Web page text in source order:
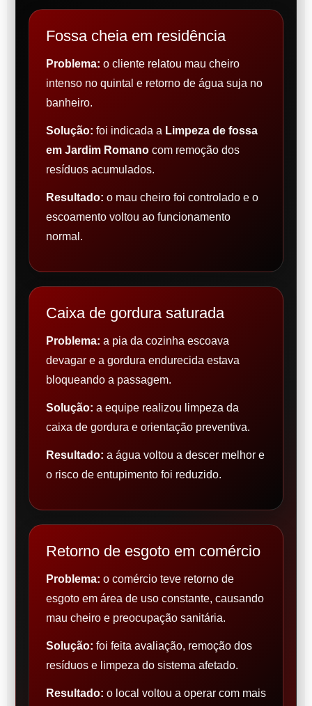
Fossa cheia em residência
Problema: o cliente relatou mau cheiro
intenso no quintal e retorno de água suja no
banheiro.
Solução: foi indicada a Limpeza de fossa
em Jardim Romano com remoção dos
resíduos acumulados.
Resultado: o mau cheiro foi controlado e o
escoamento voltou ao funcionamento
normal.
Caixa de gordura saturada
Problema: a pia da cozinha escoava
devagar e a gordura endurecida estava
bloqueando a passagem.
Solução: a equipe realizou limpeza da
caixa de gordura e orientação preventiva.
Resultado: a água voltou a descer melhor e
o risco de entupimento foi reduzido.
Retorno de esgoto em comércio
Problema: o comércio teve retorno de
esgoto em área de uso constante, causando
mau cheiro e preocupação sanitária.
Solução: foi feita avaliação, remoção dos
resíduos e limpeza do sistema afetado.
Resultado: o local voltou a operar com mais